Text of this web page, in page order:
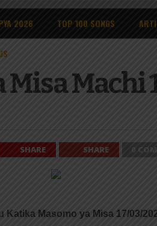
2026 TOP 100 SONGS
Misa Machi
SHARE SHARE 0
Masomo ya Misa 17/03/